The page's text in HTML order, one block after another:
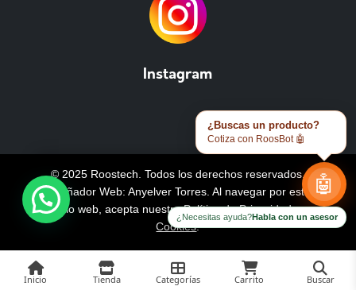
Instagram
© 2025 Roostech. Todos los derechos reservados.
Diseñador Web: Anyelver Torres . Al navegar por este
sitio web, acepta nuestraPolítica de Privacidad y
Cookies.
Inicio Tienda Categorías Carrito Buscar
¿Buscas un producto?
Cotiza con RoosBot 🤖
🤖
¿Necesitas ayuda?Habla con un asesor